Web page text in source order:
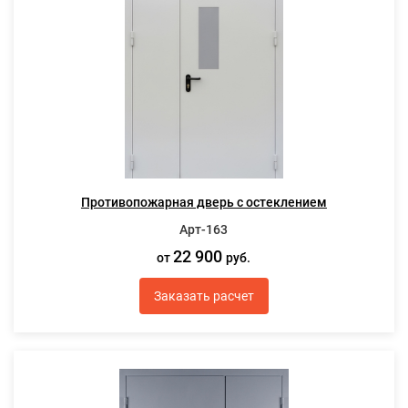
Противопожарная дверь с остеклением
Арт-163
от22 900руб.
Заказать расчет